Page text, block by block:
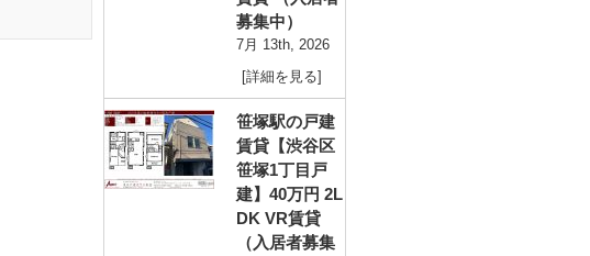
募集中）
7月 13th, 2026
[詳細を見る]
笹塚駅の戸建
賃貸【渋谷区
笹塚1丁目戸
建】40万円 2L
DK VR賃貸
（入居者募集